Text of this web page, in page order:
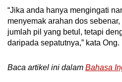
“Jika anda hanya mengingati
menyemak arahan dos
jumlah pil yang betul, tetapi
daripada sepatutnya,” kata Ong.
Baca artikel ini dalam Bahasa